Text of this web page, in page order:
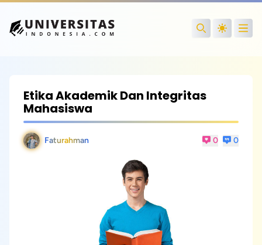
Search
Etika Akademik Dan Integritas
Mahasiswa
Faturahman 0 0